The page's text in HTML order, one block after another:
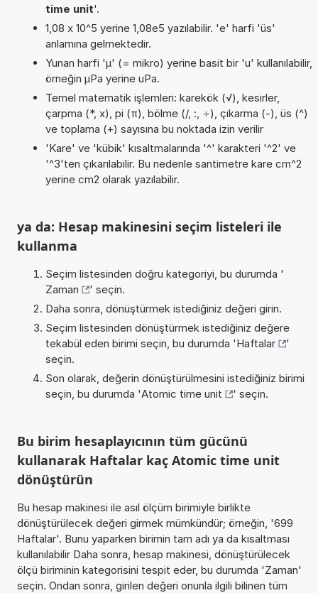
time unit'.
1,08 x 10^5 yerine 1,08e5 yazılabilir. 'e' harfi 'üs'
anlamına gelmektedir.
Yunan harfi 'µ' (= mikro) yerine basit bir 'u' kullanılabilir,
örneğin µPa yerine uPa.
Temel matematik işlemleri: karekök (√), kesirler,
çarpma (*, x), pi (π), bölme (/, :, ÷), çıkarma (-), üs (^)
ve toplama (+) sayısına bu noktada izin verilir
'Kare' ve 'kübik' kısaltmalarında '^' karakteri '^2' ve
'^3'ten çıkarılabilir. Bu nedenle santimetre kare cm^2
yerine cm2 olarak yazılabilir.
ya da: Hesap makinesini seçim listeleri ile
kullanma
Seçim listesinden doğru kategoriyi, bu durumda '
Zaman
' seçin.
Daha sonra, dönüştürmek istediğiniz değeri girin.
Seçim listesinden dönüştürmek istediğiniz değere
tekabül eden birimi seçin, bu durumda 'Haftalar
'
seçin.
Son olarak, değerin dönüştürülmesini istediğiniz birimi
seçin, bu durumda 'Atomic time unit ' seçin.
Bu birim hesaplayıcının tüm gücünü
kullanarak Haftalar kaç Atomic time unit
dönüştürün
Bu hesap makinesi ile asıl ölçüm birimiyle birlikte
dönüştürülecek değeri girmek mümkündür; örneğin, '699
Haftalar'. Bunu yaparken birimin tam adı ya da kısaltması
kullanılabilir Daha sonra, hesap makinesi, dönüştürülecek
ölçü biriminin kategorisini tespit eder, bu durumda 'Zaman'
seçin. Ondan sonra, girilen değeri onunla ilgili bilinen tüm